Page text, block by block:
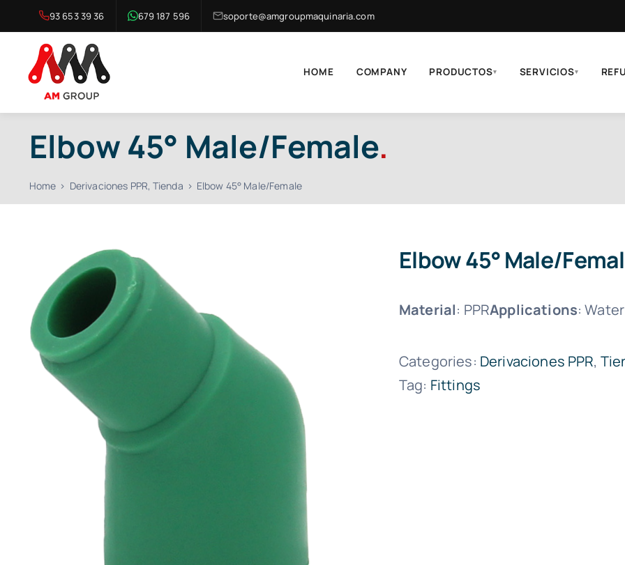
to
content
93 653 39 36 679 187 596 soporte@amgroupmaquinaria.com
HOME COMPANY PRODUCTOS▾ SERVICIOS▾
Elbow 45° Male/Female.
Home Derivaciones PPR Tienda Elbow 45° Male/Female
Elbow 45° Male/
Material: PPRApplications: Water
Categories: Derivaciones PPR,
Tag: Fittings